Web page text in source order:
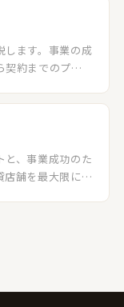
します。事業の成
契約までのプロ
と、事業成功のた
店舗を最大限に活